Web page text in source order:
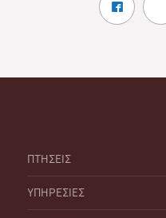
ΠΤΗΣΕΙΣ
ΥΠΗΡΕΣΙΕΣ